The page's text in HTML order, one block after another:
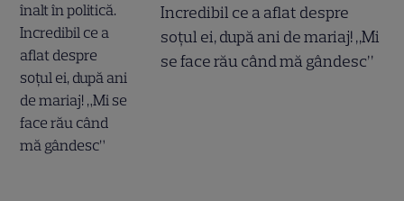
Incredibil ce a aflat despre
soțul ei, după ani de mariaj! „Mi
se face rău când mă gândesc”